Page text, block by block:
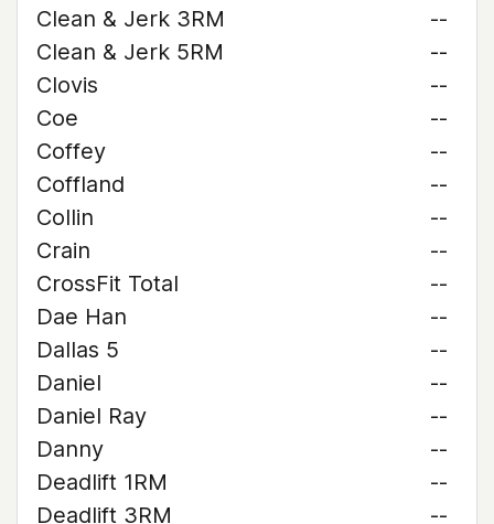
Clean & Jerk 3RM
--
Clean & Jerk 5RM
--
Clovis
--
Coe
--
Coffey
--
Coffland
--
Collin
--
Crain
--
CrossFit Total
--
Dae Han
--
Dallas 5
--
Daniel
--
Daniel Ray
--
Danny
--
Deadlift 1RM
--
Deadlift 3RM
--